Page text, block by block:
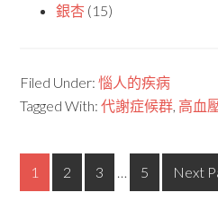
銀杏 (15)
Filed Under:惱人的疾病
Tagged With:代謝症候群, 高血
1 2 3 … 5 Next